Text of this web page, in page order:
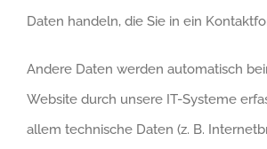
Daten handeln, die Sie in ein
Andere Daten werden automatisch
Website durch unsere IT-Systeme
allem technische Daten (z. B.